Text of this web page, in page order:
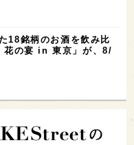
18銘柄のお酒を飲み比
花の宴 in 東京」が、8/